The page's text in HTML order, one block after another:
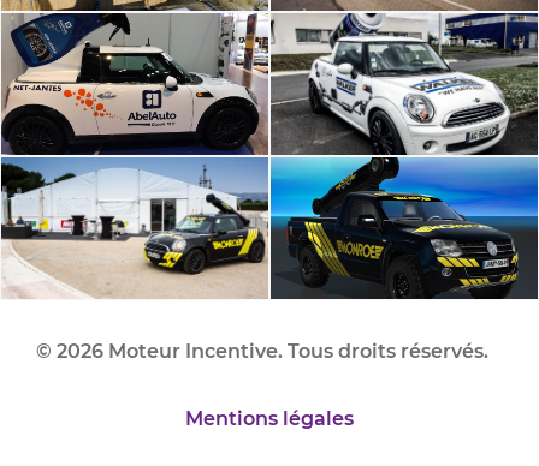
© 2026 Moteur Incentive. Tous droits réservés.
Mentions légales